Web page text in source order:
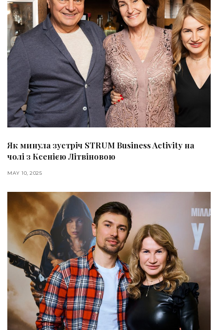
Як минула зустріч STRUM Business Activity на
чолі з Ксенією Літвіновою
MAY 10, 2025